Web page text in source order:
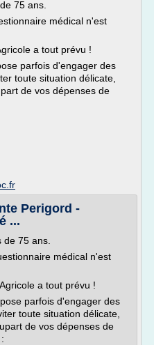
75 ans.
médical n'est
a tout prévu !
parfois d'engager des
toute situation délicate,
de vos dépenses de
Perigord -
...
75 ans.
médical n'est
a tout prévu !
parfois d'engager des
toute situation délicate,
de vos dépenses de